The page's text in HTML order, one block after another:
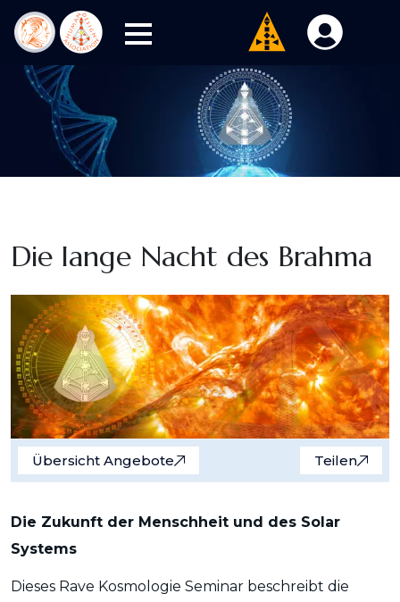
Die lange Nacht des Brahma
Übersicht Angebote Teilen
Die Zukunft der Menschheit und des Solar
Systems
Dieses Rave Kosmologie Seminar beschreibt die